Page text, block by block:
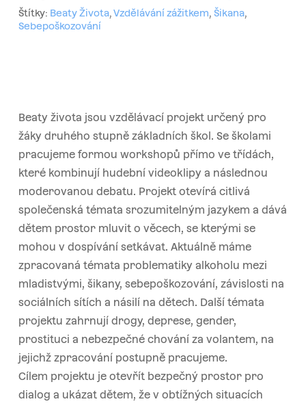
Štítky: Beaty Života, Vzdělávání zážitkem, Šikana,
Sebepoškozování
Beaty života jsou vzdělávací projekt určený pro
žáky druhého stupně základních škol. Se školami
pracujeme formou workshopů přímo ve třídách,
které kombinují hudební videoklipy a následnou
moderovanou debatu. Projekt otevírá citlivá
společenská témata srozumitelným jazykem a dává
dětem prostor mluvit o věcech, se kterými se
mohou v dospívání setkávat. Aktuálně máme
zpracovaná témata problematiky alkoholu mezi
mladistvými, šikany, sebepoškozování, závislosti na
sociálních sítích a násilí na dětech. Další témata
projektu zahrnují drogy, deprese, gender,
prostituci a nebezpečné chování za volantem, na
jejichž zpracování postupně pracujeme.
Cílem projektu je otevřít bezpečný prostor pro
dialog a ukázat dětem, že v obtížných situacích